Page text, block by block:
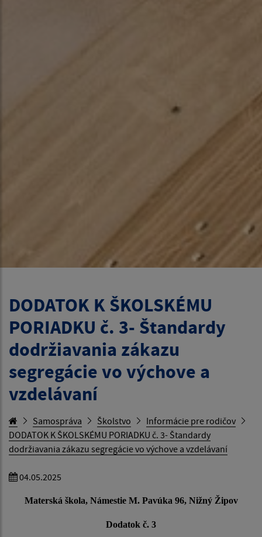
DODATOK K ŠKOLSKÉMU
PORIADKU č. 3- Štandardy
dodržiavania zákazu
segregácie vo výchove a
vzdelávaní
Samospráva Školstvo
Informácie pre rodičov
DODATOK K ŠKOLSKÉMU PORIADKU č. 3- Štandardy
dodržiavania zákazu segregácie vo výchove a vzdelávaní
04.05.2025
Materská škola, Námestie M. Pavúka 96, Nižný Žipov
Dodatok č. 3